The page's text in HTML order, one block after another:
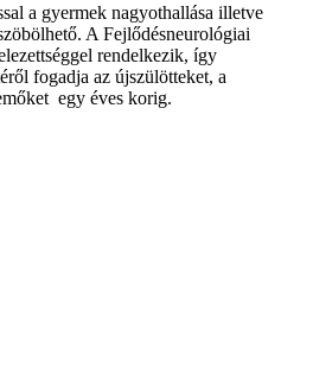
a gyermek nagyothallása illetve
A Fejlődésneurológiai
rendelkezik, így
fogadja az újszülötteket, a
egy éves korig.